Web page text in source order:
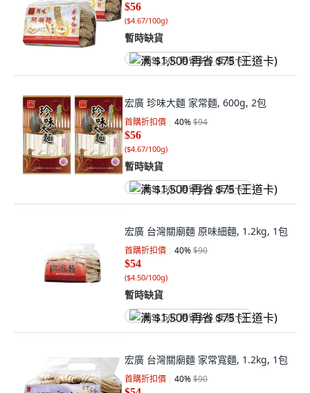
$56
($4.67/100g)
暫時缺貨
满 $1,500 再省 $75 (王道卡)
宏廣 珍味大麵 家常麵, 600g, 2包
首購折扣價 40%$94
$56
($4.67/100g)
暫時缺貨
满 $1,500 再省 $75 (王道卡)
宏廣 台灣關廟麵 原味細麵, 1.2kg, 1包
首購折扣價 40%$90
$54
($4.50/100g)
暫時缺貨
满 $1,500 再省 $75 (王道卡)
宏廣 台灣關廟麵 家常寬麵, 1.2kg, 1包
首購折扣價 40%$90